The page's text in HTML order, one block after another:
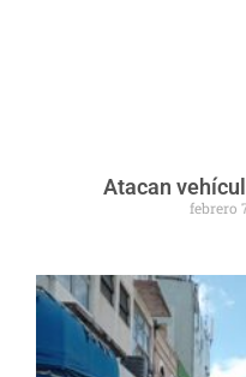
Atacan
febrero